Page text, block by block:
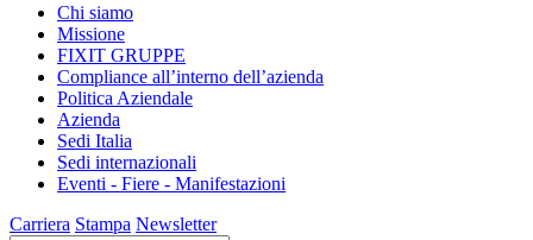
Chi siamo
Missione
FIXIT GRUPPE
Compliance all’interno dell’azienda
Politica Aziendale
Azienda
Sedi Italia
Sedi internazionali
Eventi - Fiere - Manifestazioni
Carriera Stampa Newsletter